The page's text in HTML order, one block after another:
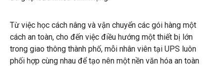
Từ việc học cách nâng và vận chuyển các gói hàng một
cách an toàn, cho đến việc điều hướng một thiết bị lớn
trong giao thông thành phố, mỗi nhân viên tại UPS luôn
phối hợp cùng nhau để tạo nên một nền văn hóa an toàn